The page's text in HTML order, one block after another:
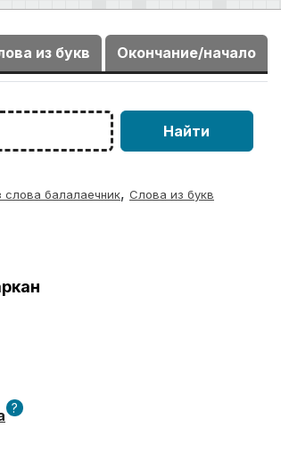
из букв Окончание/начало
Найти
слова балалаечник, Слова из букв
?